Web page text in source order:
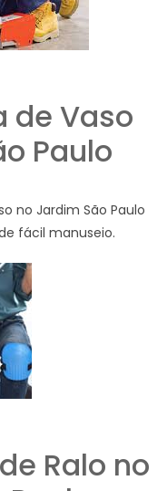
de Vaso
Paulo
no Jardim São Paulo
fácil manuseio.
Ralo no